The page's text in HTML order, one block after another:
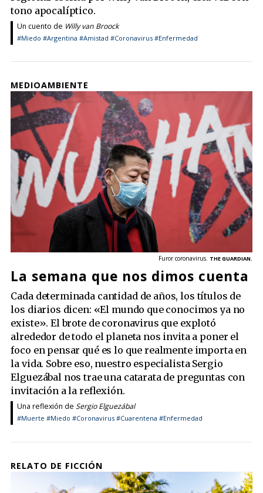
tono apocalíptico.
Un cuento de Willy van Broock
#Miedo #Argentina #Amistad #Coronavirus #Enfermedad
MEDIOAMBIENTE
Furor coronavirus. THE GUARDIAN.
La semana que nos dimos cuenta
Cada determinada cantidad de años, los títulos de
los diarios dicen: «El mundo que conocimos ya no
existe». El brote de coronavirus que explotó
alrededor de todo el planeta nos invita a poner el
foco en pensar qué es lo que realmente importa en
la vida. Sobre eso, nuestro especialista Sergio
Elguezábal nos trae una catarata de preguntas con
invitación a la reflexión.
Una reflexión de Sergio Elguezábal
#Muerte #Miedo #Coronavirus #Cuarentena #Enfermedad
RELATO DE FICCIÓN